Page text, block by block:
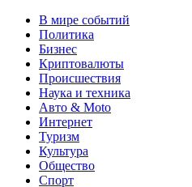
В мире событий
Политика
Бизнес
Криптовалюты
Происшествия
Наука и техника
Авто & Moto
Интернет
Туризм
Культура
Общество
Спорт